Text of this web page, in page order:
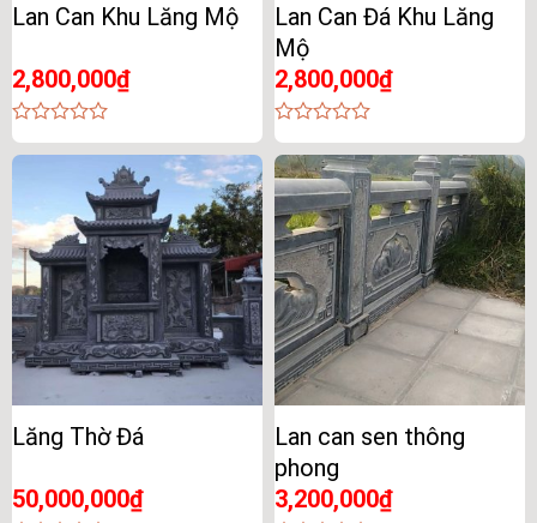
Lan Can Khu Lăng Mộ
2,800,000₫
0
out
Lan Can Đá Khu Lăng
Mộ
2,800,000₫
0
out
of
5
Lăng Thờ Đá
50,000,000₫
Lan can sen thông
phong
3,200,000₫